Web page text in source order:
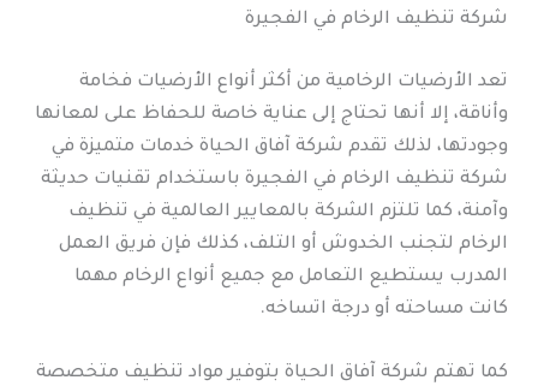
شركة تنظيف الرخام في الفجيرة
تعد الأرضيات الرخامية من أكثر أنواع الأرضيات فخامة
وأناقة، إلا أنها تحتاج إلى عناية خاصة للحفاظ على لمعانها
وجودتها، لذلك تقدم شركة آفاق الحياة خدمات متميزة في
شركة تنظيف الرخام في الفجيرة باستخدام تقنيات حديثة
وآمنة، كما تلتزم الشركة بالمعايير العالمية في تنظيف
الرخام لتجنب الخدوش أو التلف، كذلك فإن فريق العمل
المدرب يستطيع التعامل مع جميع أنواع الرخام مهما
كانت مساحته أو درجة اتساخه.
كما تهتم شركة آفاق الحياة بتوفير مواد تنظيف متخصصة